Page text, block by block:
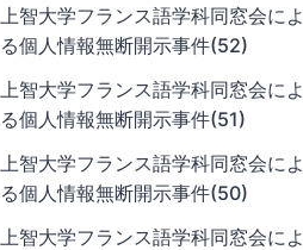
上智大学フランス語学科同窓会によ
る個人情報無断開示事件(52)
上智大学フランス語学科同窓会によ
る個人情報無断開示事件(51)
上智大学フランス語学科同窓会によ
る個人情報無断開示事件(50)
上智大学フランス語学科同窓会によ